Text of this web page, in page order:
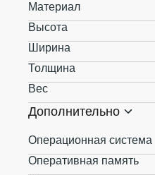
Материал
Высота
Ширина
Толщина
Вес
Дополнительно
Операционная система
Оперативная память